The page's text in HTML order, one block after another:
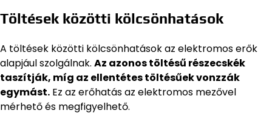
Töltések közötti kölcsönhatások
A töltések közötti kölcsönhatások az elektromos erők
alapjául szolgálnak. Az azonos töltésű részecskék
taszítják, míg az ellentétes töltésűek vonzzák
egymást. Ez az erőhatás az elektromos mezővel
mérhető és megfigyelhető.